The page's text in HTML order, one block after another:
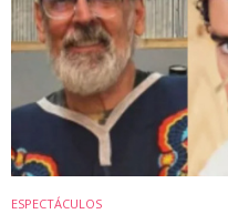
ESPECTÁCULOS